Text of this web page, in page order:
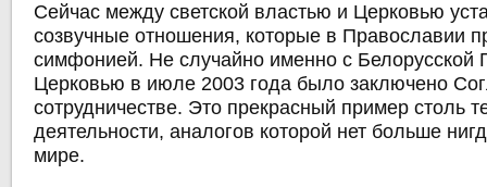
Сейчас между светской властью и Церковью
созвучные отношения, которые в Православии
симфонией. Не случайно именно с Белорусской
Церковью в июле 2003 года было заключено
сотрудничестве. Это прекрасный пример столь
деятельности, аналогов которой нет больше
мире.